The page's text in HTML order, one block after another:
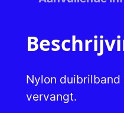
l
o
w
e
Nylon
vervangt.